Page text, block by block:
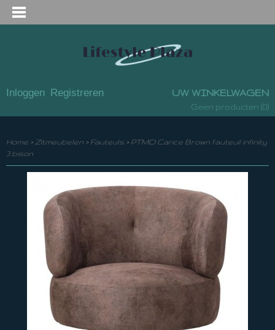
Inloggen Registreren UW WINKELWAGEN
Geen producten (0)
Home > Zitmeubelen > Fauteuls > PTMD Carice Brown fauteuil infinity
3 bison